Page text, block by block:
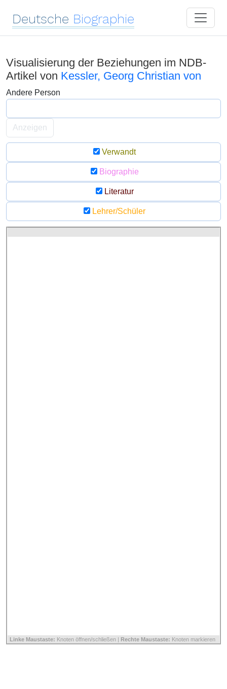
Deutsche Biographie
Visualisierung der Beziehungen im NDB-
Artikel von Kessler, Georg Christian von
Andere Person
Anzeigen
Verwandt
Biographie
Literatur
Lehrer/Schüler
Linke Maustaste: Knoten öffnen/schließen | Rechte Maustaste: Knoten markieren